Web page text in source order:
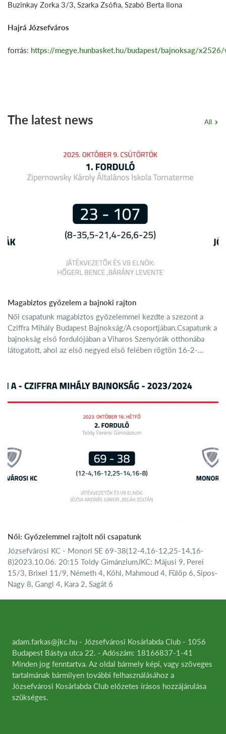
Buzinkay Zorka 3/3, Szarka Zsófia, Szabó Berta Ilona
Hajrá Józsefváros
forrás: https://megye.hunbasket.hu/budapest/bajnoksag/x2526/
The latest news All
Magabiztos győzelem a bajnoki rajton
Női csapatunk magabiztos győzelemmel kezdte a szezont a
Cziffra Mihály Budapest Bajnokság/A csoportjában.Csapatunk a
bajnokság első fordulójában a Viharos Szenyórák otthonába
látogatott, ahol az első negyed első felében rögtön 16-2-...
Női: Győzelemmel rajtolt női csapatunk
Józsefvárosi KC - Monori SE 69-38(12-4,16-12,25-14,16-
8)2023.10.06. 20:15 Toldy GimánziumJKC: Májusi 9, Perei
15/3, Brixel 11/9, Németh 4, Kőhl, Mahmoud 4, Fülöp 6, Sipos-
Nagy 8, Gangl 4, Kara 2, Sagát 6
adam.farkas@jkc.hu - Józsefvárosi Kosárlabda Club - 1056
Budapest Bástya utca 22. - Adószám: 18166837-1-41
Minden jog fenntartva. Az oldal bármely képi, vagy szöveges
tartalmának bármilyen további felhasználásához a
Józsefvárosi Kosárlabda Club előzetes írásos hozzájárulása
szükséges.